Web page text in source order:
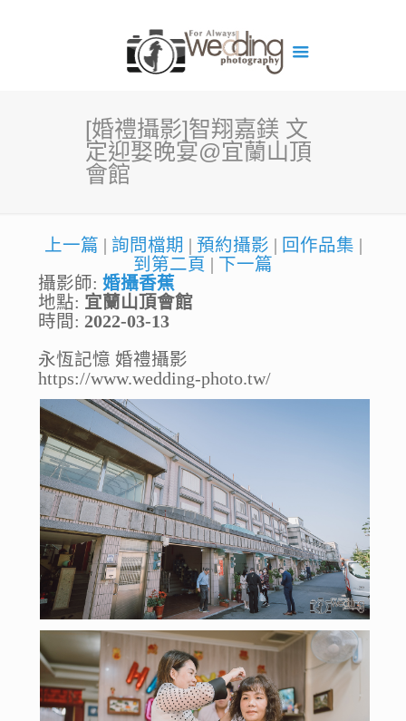
[婚禮攝影]智翔嘉鎂 文
定迎娶晚宴@宜蘭山頂
會館
上一篇 詢問檔期 預約攝影 回作品集
到第二頁
下一篇
攝影師: 婚攝香蕉
地點: 宜蘭山頂會館
時間: 2022-03-13
永恆記憶 婚禮攝影
https://www.wedding-photo.tw/